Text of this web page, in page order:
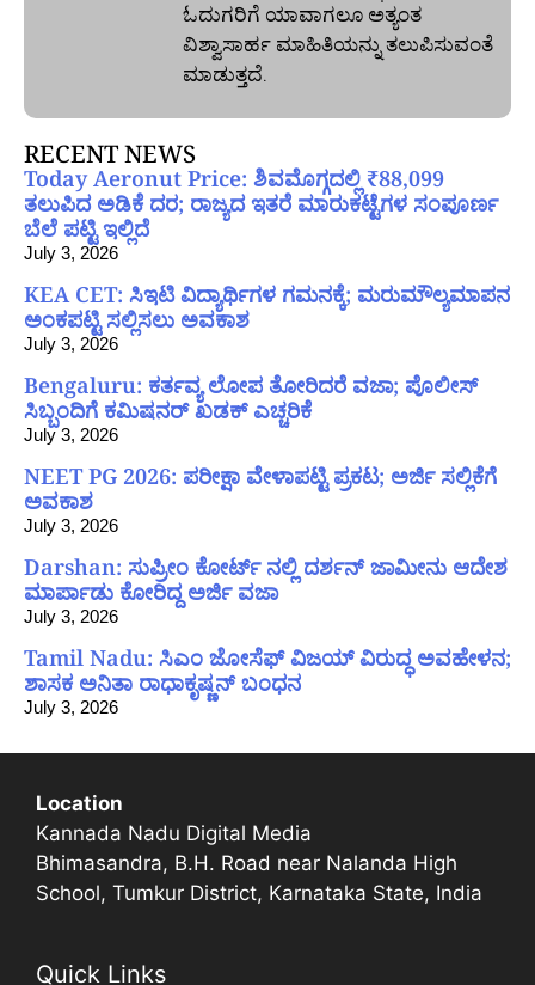
ಓದುಗರಿಗೆ ಯಾವಾಗಲೂ ಅತ್ಯಂತ
ವಿಶ್ವಾಸಾರ್ಹ ಮಾಹಿತಿಯನ್ನು ತಲುಪಿಸುವಂತೆ
ಮಾಡುತ್ತದೆ.
RECENT NEWS
Today Aeronut Price: ಶಿವಮೊಗ್ಗದಲ್ಲಿ ₹88,099
ತಲುಪಿದ ಅಡಿಕೆ ದರ; ರಾಜ್ಯದ ಇತರೆ ಮಾರುಕಟ್ಟೆಗಳ ಸಂಪೂರ್ಣ
ಬೆಲೆ ಪಟ್ಟಿ ಇಲ್ಲಿದೆ
July 3, 2026
KEA CET: ಸಿಇಟಿ ವಿದ್ಯಾರ್ಥಿಗಳ ಗಮನಕ್ಕೆ; ಮರುಮೌಲ್ಯಮಾಪನ
ಅಂಕಪಟ್ಟಿ ಸಲ್ಲಿಸಲು ಅವಕಾಶ
July 3, 2026
Bengaluru: ಕರ್ತವ್ಯ ಲೋಪ ತೋರಿದರೆ ವಜಾ; ಪೊಲೀಸ್
ಸಿಬ್ಬಂದಿಗೆ ಕಮಿಷನರ್ ಖಡಕ್ ಎಚ್ಚರಿಕೆ
July 3, 2026
NEET PG 2026: ಪರೀಕ್ಷಾ ವೇಳಾಪಟ್ಟಿ ಪ್ರಕಟ; ಅರ್ಜಿ ಸಲ್ಲಿಕೆಗೆ
ಅವಕಾಶ
July 3, 2026
Darshan: ಸುಪ್ರೀಂ ಕೋರ್ಟ್ ನಲ್ಲಿ ದರ್ಶನ್ ಜಾಮೀನು ಆದೇಶ
ಮಾರ್ಪಾಡು ಕೋರಿದ್ದ ಅರ್ಜಿ ವಜಾ
July 3, 2026
Tamil Nadu: ಸಿಎಂ ಜೋಸೆಫ್ ವಿಜಯ್ ವಿರುದ್ಧ ಅವಹೇಳನ;
ಶಾಸಕ ಅನಿತಾ ರಾಧಾಕೃಷ್ಣನ್ ಬಂಧನ
July 3, 2026
Location
Kannada Nadu Digital Media
Bhimasandra, B.H. Road near Nalanda High
School, Tumkur District, Karnataka State, India
Quick Links